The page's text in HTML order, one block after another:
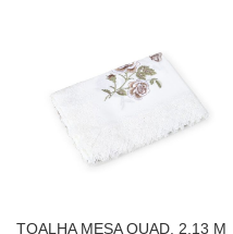
TOALHA MESA QUAD. 2,13 M